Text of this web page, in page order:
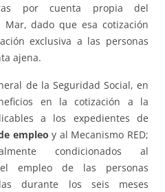
por cuenta propia del
Mar, dado que esa cotización
exclusiva a las personas
ajena.
de la Seguridad Social, en
en la cotización a la
a los expedientes de
empleo y al Mecanismo RED;
condicionados al
empleo de las personas
durante los seis meses